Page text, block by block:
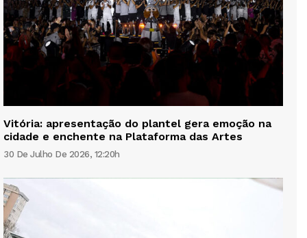
Vitória: apresentação do plantel gera emoção na
cidade e enchente na Plataforma das Artes
30 De Julho De 2026, 12:20h